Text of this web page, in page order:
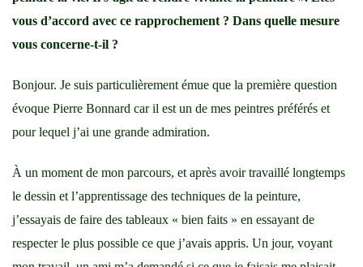
vous d’accord avec ce rapprochement ? Dans quelle mesure
vous concerne-t-il ?
Bonjour. Je suis particulièrement émue que la première question
évoque Pierre Bonnard car il est un de mes peintres préférés et
pour lequel j’ai une grande admiration.
À un moment de mon parcours, et après avoir travaillé longtemps
le dessin et l’apprentissage des techniques de la peinture,
j’essayais de faire des tableaux « bien faits » en essayant de
respecter le plus possible ce que j’avais appris. Un jour, voyant